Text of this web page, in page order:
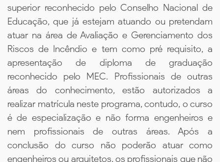
superior reconhecido pelo Conselho Nacional de
Educação, que já estejam atuando ou pretendam
atuar na área de Avaliação e Gerenciamento dos
Riscos de Incêndio e tem como pré requisito, a
apresentação de diploma de graduação
reconhecido pelo MEC. Profissionais de outras
áreas do conhecimento, estão autorizados a
realizar matrícula neste programa, contudo, o curso
é de especialização e não forma engenheiros e
nem profissionais de outras áreas. Após a
conclusão do curso não poderão atuar como
engenheiros ou arquitetos, os profissionais que não